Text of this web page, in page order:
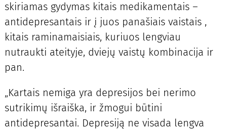
skiriamas gydymas kitais medikamentais –
antidepresantais ir į juos panašiais vaistais ,
kitais raminamaisiais, kuriuos lengviau
nutraukti ateityje, dviejų vaistų kombinacija ir
pan.
„Kartais nemiga yra depresijos bei nerimo
sutrikimų išraiška, ir žmogui būtini
antidepresantai. Depresiją ne visada lengva